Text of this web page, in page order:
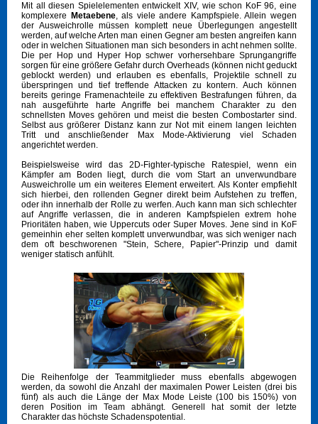
Mit all diesen Spielelementen entwickelt XIV, wie schon KoF 96, eine
komplexere
Metaebene, als viele andere Kampfspiele. Allein wegen
der Ausweichrolle müssen komplett neue Überlegungen angestellt
werden, auf welche Arten man einen Gegner am besten angreifen kann
oder in welchen Situationen man sich besonders in acht nehmen sollte.
Die per Hop und Hyper Hop schwer vorhersehbare Sprungangriffe
sorgen für eine größere Gefahr durch Overheads (können nicht geduckt
geblockt werden) und erlauben es ebenfalls, Projektile schnell zu
überspringen und tief treffende Attacken zu kontern. Auch können
bereits geringe Framenachteile zu effektiven Bestrafungen führen, da
nah ausgeführte harte Angriffe bei manchem Charakter zu den
schnellsten Moves gehören und meist die besten Combostarter sind.
Selbst aus größerer Distanz kann zur Not mit einem langen leichten
Tritt und anschließender Max Mode-Aktivierung viel Schaden
angerichtet werden.
Beispielsweise wird das 2D-Fighter-typische Ratespiel, wenn ein
Kämpfer am Boden liegt, durch die vom Start an unverwundbare
Ausweichrolle um ein weiteres Element erweitert. Als Konter empfiehlt
sich hierbei, den rollenden Gegner direkt beim Aufstehen zu treffen,
oder ihn innerhalb der Rolle zu werfen. Auch kann man sich schlechter
auf Angriffe verlassen, die in anderen Kampfspielen extrem hohe
Prioritäten haben, wie Uppercuts oder Super Moves. Jene sind in KoF
gemeinhin eher selten komplett unverwundbar, was sich weniger nach
dem oft beschworenen "Stein, Schere, Papier"-Prinzip und damit
weniger statisch anfühlt.
Die Reihenfolge der Teammitglieder muss ebenfalls abgewogen
werden, da sowohl die Anzahl der maximalen Power Leisten (drei bis
fünf) als auch die Länge der Max Mode Leiste (100 bis 150%) von
deren Position im Team abhängt. Generell hat somit der letzte
Charakter das höchste Schadenspotential.